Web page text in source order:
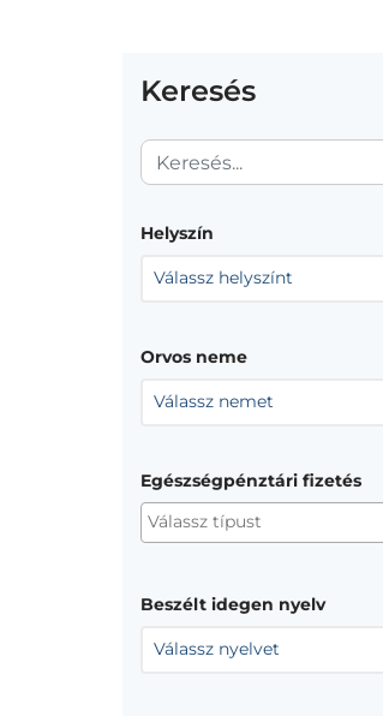
Keresés
Helyszín
Válassz helyszínt
Orvos neme
Válassz nemet
Egészségpénztári fizetés
Beszélt idegen nyelv
Válassz nyelvet